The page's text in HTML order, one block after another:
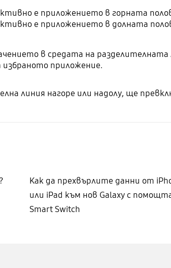
е приложението в горната
е приложението в долната
в средата на
избраното приложение.
линия нагоре или надолу, ще
Как да прехвърлите данни от
или iPad към нов Galaxy с
Smart Switch